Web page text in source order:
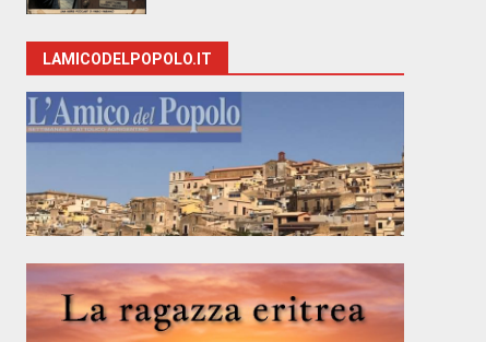
LAMICODELPOPOLO.IT